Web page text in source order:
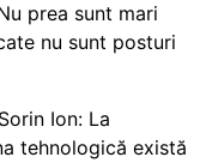
prea sunt mari
nu sunt posturi
Ion: La
tehnologică există